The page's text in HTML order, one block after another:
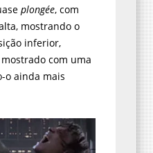
plongée, com
mostrando o
inferior,
com uma
o ainda mais